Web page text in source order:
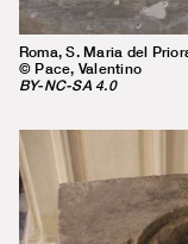
Roma, S. Maria del
© Pace, Valentino
BY-NC-SA 4.0